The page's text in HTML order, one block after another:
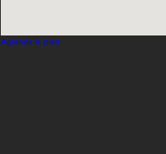
Agrandir le plan